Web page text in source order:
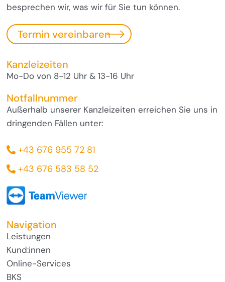
besprechen wir, was wir für Sie tun können.
Termin vereinbaren
Kanzleizeiten
Mo-Do von 8-12 Uhr & 13-16 Uhr
Notfallnummer
Außerhalb unserer Kanzleizeiten erreichen Sie uns in
dringenden Fällen unter:
+43 676 955 72 81
+43 676 583 58 52
Navigation
Leistungen
Kund:innen
Online-Services
BKS